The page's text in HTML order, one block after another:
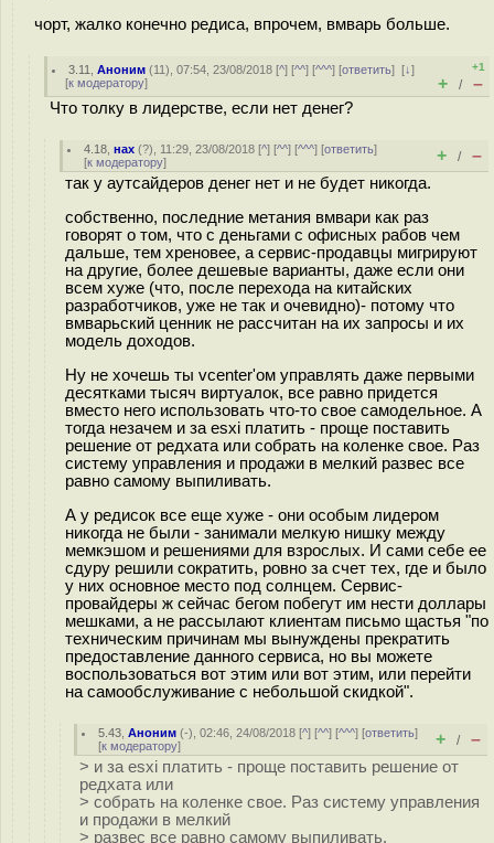
чорт, жалко конечно редиса, впрочем, вмварь больше.
3.11 ,Аноним (11), 07:54, 23/08/2018 [^] [^^] [^^^] [ответить][↓]
[к модератору]
+1
+ / –
Что толку в лидерстве, если нет денег?
4.18 ,нах (?), 11:29, 23/08/2018 [^] [^^] [^^^] [ответить]
[к модератору] + / –
так у аутсайдеров денег нет и не будет никогда.
собственно, последние метания вмвари как раз
говорят о том, что с деньгами с офисных рабов чем
дальше, тем хреновее, а сервис-продавцы мигрируют
на другие, более дешевые варианты, даже если они
всем хуже (что, после перехода на китайских
разработчиков, уже не так и очевидно)- потому что
вмварьский ценник не рассчитан на их запросы и их
модель доходов.
Ну не хочешь ты vcenter'ом управлять даже первыми
десятками тысяч виртуалок, все равно придется
вместо него использовать что-то свое самодельное. А
тогда незачем и за esxi платить - проще поставить
решение от редхата или собрать на коленке свое. Раз
систему управления и продажи в мелкий развес все
равно самому выпиливать.
А у редисок все еще хуже - они особым лидером
никогда не были - занимали мелкую нишку между
мемкэшом и решениями для взрослых. И сами себе ее
сдуру решили сократить, ровно за счет тех, где и было
у них основное место под солнцем. Сервис-
провайдеры ж сейчас бегом побегут им нести доллары
мешками, а не рассылают клиентам письмо щастья "по
техническим причинам мы вынуждены прекратить
предоставление данного сервиса, но вы можете
воспользоваться вот этим или вот этим, или перейти
на самообслуживание с небольшой скидкой".
5.43 ,Аноним (-), 02:46, 24/08/2018 [^] [^^] [^^^] [ответить]
[к модератору] + / –
> и за esxi платить - проще поставить решение от
редхата или
> собрать на коленке свое. Раз систему управления
и продажи в мелкий
> развес все равно самому выпиливать.